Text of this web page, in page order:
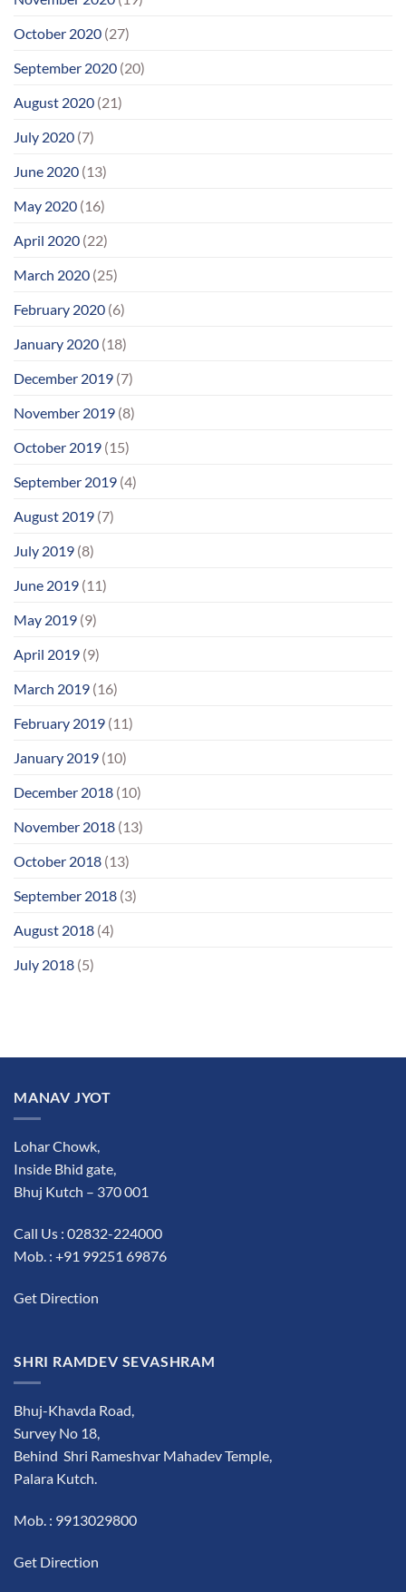
October 2020 (27)
September 2020 (20)
August 2020 (21)
July 2020 (7)
June 2020 (13)
May 2020 (16)
April 2020 (22)
March 2020 (25)
February 2020 (6)
January 2020 (18)
December 2019 (7)
November 2019 (8)
October 2019 (15)
September 2019 (4)
August 2019 (7)
July 2019 (8)
June 2019 (11)
May 2019 (9)
April 2019 (9)
March 2019 (16)
February 2019 (11)
January 2019 (10)
December 2018 (10)
November 2018 (13)
October 2018 (13)
September 2018 (3)
August 2018 (4)
July 2018 (5)
MANAV JYOT
Lohar Chowk,
Inside Bhid gate,
Bhuj Kutch – 370 001
Call Us : 02832-224000
Mob. : +91 99251 69876
Get Direction
SHRI RAMDEV SEVASHRAM
Bhuj-Khavda Road,
Survey No 18,
Behind Shri Rameshvar Mahadev Temple,
Palara Kutch.
Mob. : 9913029800
Get Direction